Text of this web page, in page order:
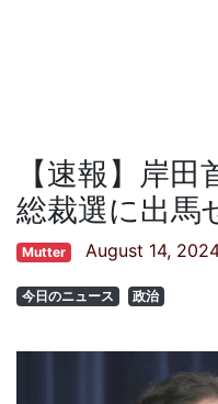
【速報】岸
総裁選に出馬
Mutter August 14,
今日のニュース 政治